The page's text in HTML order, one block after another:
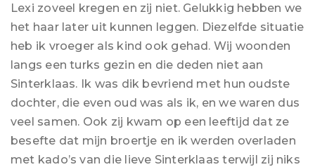
Lexi zoveel kregen en zij niet. Gelukkig hebben we
het haar later uit kunnen leggen. Diezelfde situatie
heb ik vroeger als kind ook gehad. Wij woonden
langs een turks gezin en die deden niet aan
Sinterklaas. Ik was dik bevriend met hun oudste
dochter, die even oud was als ik, en we waren dus
veel samen. Ook zij kwam op een leeftijd dat ze
besefte dat mijn broertje en ik werden overladen
met kado’s van die lieve Sinterklaas terwijl zij niks